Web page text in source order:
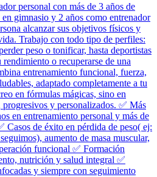
personal con más de 3 años de
gimnasio y 2 años como entrenador
alcanzar sus objetivos físicos y
Trabajo con todo tipo de perfiles:
peso o tonificar, hasta deportistas
o recuperarse de una
entrenamiento funcional, fuerza,
adaptado completamente a tu
en fórmulas mágicas, sino en
progresivos y personalizados. ✅ Más
en entrenamiento personal y más de
Casos de éxito en pérdida de peso( ej:
aumento de masa muscular,
funcional ✅ Formación
nutrición y salud integral ✅
y siempre con seguimiento